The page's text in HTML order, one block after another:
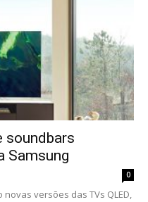
soundbars
Samsung
0
versões das TVs QLED,